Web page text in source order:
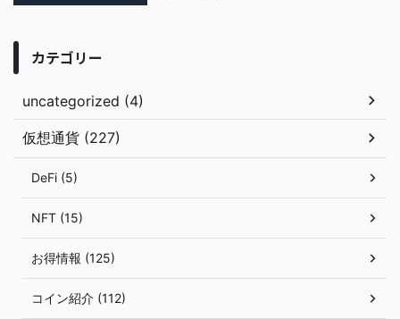
カテゴリー
uncategorized (4)
仮想通貨 (227)
DeFi (5)
NFT (15)
お得情報 (125)
コイン紹介 (112)